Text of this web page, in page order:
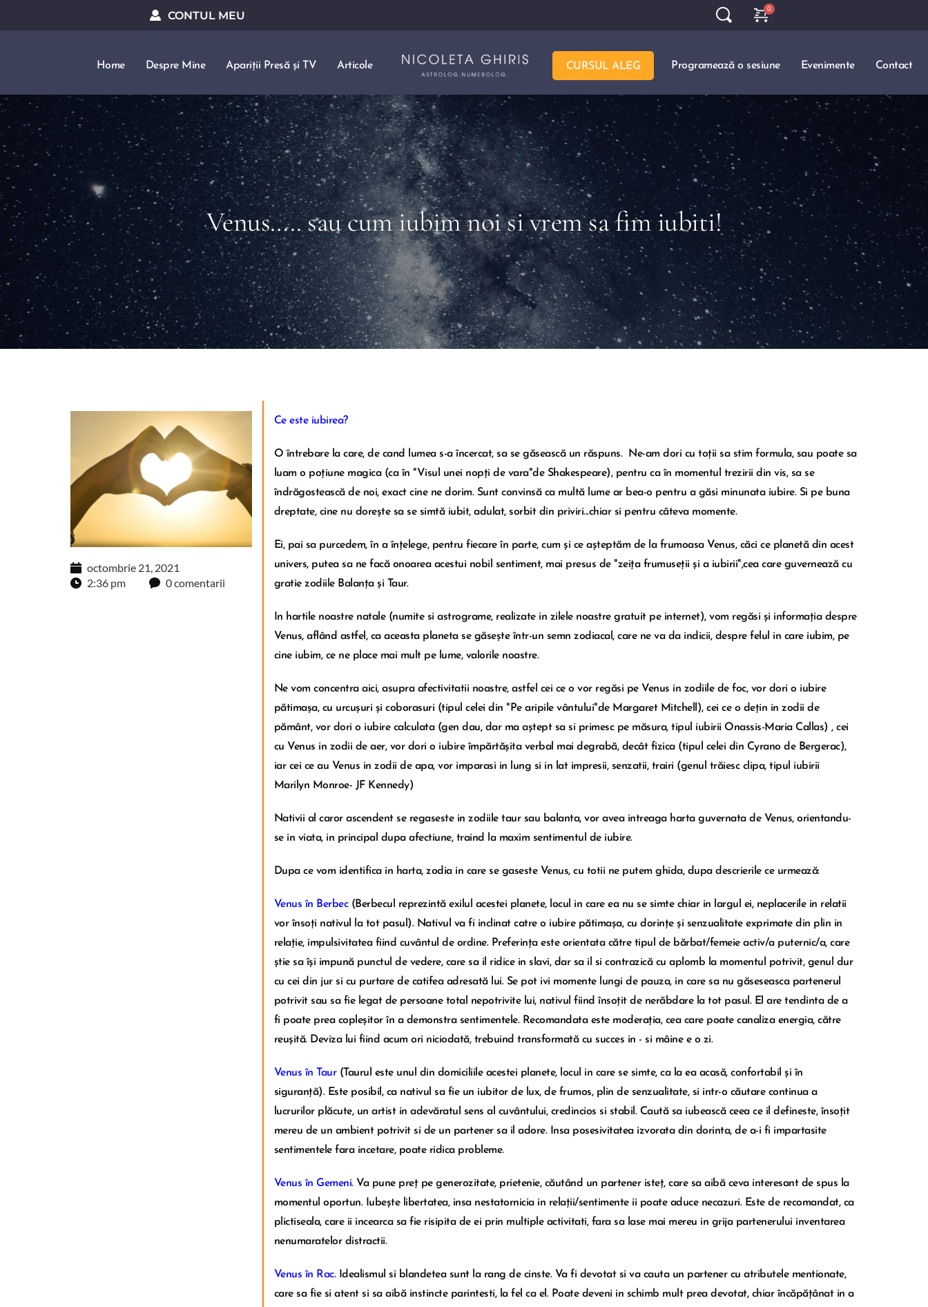
CONTUL MEU
Home Despre Mine Apariții Presă și TV Articole CURSUL ALEG Programează o sesiune Evenimente Contact
Venus….. sau cum iubim noi si vrem sa fim iubiti!
octombrie 21, 2021
2:36 pm
0 comentarii
Ce este iubirea?
O întrebare la care, de cand lumea s-a încercat, sa se găsească un răspuns. Ne-am dori cu toții sa stim formula, sau poate sa
luam o poțiune magica (ca în "Visul unei nopți de vara"de Shakespeare), pentru ca în momentul trezirii din vis, sa se
îndrăgostească de noi, exact cine ne dorim. Sunt convinsă ca multă lume ar bea-o pentru a găsi minunata iubire. Si pe buna
dreptate, cine nu dorește sa se simtă iubit, adulat, sorbit din priviri...chiar si pentru câteva momente.
Ei, pai sa purcedem, în a înțelege, pentru fiecare în parte, cum și ce așteptăm de la frumoasa Venus, căci ce planetă din acest
univers, putea sa ne facă onoarea acestui nobil sentiment, mai presus de "zeița frumuseții și a iubirii",cea care guvernează cu
gratie zodiile Balanța și Taur.
In hartile noastre natale (numite si astrograme, realizate in zilele noastre gratuit pe internet), vom regăsi și informația despre
Venus, aflând astfel, ca aceasta planeta se găsește într-un semn zodiacal, care ne va da indicii, despre felul in care iubim, pe
cine iubim, ce ne place mai mult pe lume, valorile noastre.
Ne vom concentra aici, asupra afectivitatii noastre, astfel cei ce o vor regăsi pe Venus in zodiile de foc, vor dori o iubire
pătimașa, cu urcușuri și coborasuri (tipul celei din "Pe aripile vântului"de Margaret Mitchell), cei ce o dețin in zodii de
pământ, vor dori o iubire calculata (gen dau, dar ma aștept sa si primesc pe măsura, tipul iubirii Onassis-Maria Callas) , cei
cu Venus in zodii de aer, vor dori o iubire împărtășita verbal mai degrabă, decât fizica (tipul celei din Cyrano de Bergerac),
iar cei ce au Venus in zodii de apa, vor imparasi in lung si in lat impresii, senzatii, trairi (genul trăiesc clipa, tipul iubirii
Marilyn Monroe- JF Kennedy)
Nativii al caror ascendent se regaseste in zodiile taur sau balanta, vor avea intreaga harta guvernata de Venus, orientandu-
se in viata, in principal dupa afectiune, traind la maxim sentimentul de iubire.
Dupa ce vom identifica in harta, zodia in care se gaseste Venus, cu totii ne putem ghida, dupa descrierile ce urmează:
Venus în Berbec (Berbecul reprezintă exilul acestei planete, locul in care ea nu se simte chiar in largul ei, neplacerile in relatii
vor însoți nativul la tot pasul). Nativul va fi inclinat catre o iubire pătimașa, cu dorințe și senzualitate exprimate din plin in
relație, impulsivitatea fiind cuvântul de ordine. Preferința este orientata către tipul de bărbat/femeie activ/a puternic/a, care
știe sa își impună punctul de vedere, care sa il ridice in slavi, dar sa il si contrazică cu aplomb la momentul potrivit, genul dur
cu cei din jur si cu purtare de catifea adresată lui. Se pot ivi momente lungi de pauza, in care sa nu găseseasca partenerul
potrivit sau sa fie legat de persoane total nepotrivite lui, nativul fiind însoțit de nerăbdare la tot pasul. El are tendinta de a
fi poate prea copleșitor în a demonstra sentimentele. Recomandata este moderația, cea care poate canaliza energia, către
reușită. Deviza lui fiind acum ori niciodată, trebuind transformată cu succes in - si mâine e o zi.
Venus în Taur(Taurul este unul din domiciliile acestei planete, locul in care se simte, ca la ea acasă, confortabil și în
siguranță). Este posibil, ca nativul sa fie un iubitor de lux, de frumos, plin de senzualitate, si intr-o căutare continua a
lucrurilor plăcute, un artist in adevăratul sens al cuvântului, credincios si stabil. Caută sa iubească ceea ce il defineste, însoțit
mereu de un ambient potrivit si de un partener sa il adore. Insa posesivitatea izvorata din dorinta, de a-i fi impartasite
sentimentele fara incetare, poate ridica probleme.
Venus în Gemeni.Va pune preț pe generozitate, prietenie, căutând un partener isteț, care sa aibă ceva interesant de spus la
momentul oportun. Iubește libertatea, insa nestatornicia in relații/sentimente ii poate aduce necazuri. Este de recomandat, ca
plictiseala, care ii incearca sa fie risipita de ei prin multiple activitati, fara sa lase mai mereu in grija partenerului inventarea
nenumaratelor distractii.
Venus în Rac. Idealismul si blandetea sunt la rang de cinste. Va fi devotat si va cauta un partener cu atributele mentionate,
care sa fie si atent si sa aibă instincte parintesti, la fel ca el. Poate deveni in schimb mult prea devotat, chiar încăpățânat in a